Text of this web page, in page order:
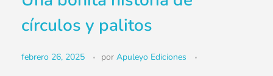
círculos y palitos
febrero 26, 2025 por Apuleyo Ediciones